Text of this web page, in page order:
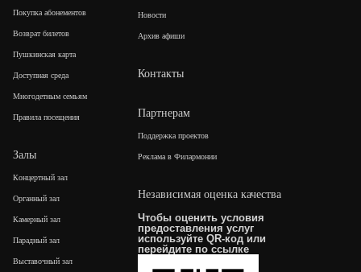
Покупка абонементов
Возврат билетов
Пушкинская карта
Доступная среда
Многодетным семьям
Правила посещения
Залы
Концертный зал
Органный зал
Камерный зал
Парадный зал
Выставочный зал
Новости
Архив афиши
Контакты
Партнерам
Поддержка проектов
Реклама в Филармонии
Независимая оценка качества
Чтобы оценить условия
предоставления услуг
используйте QR-код или
перейдите по ссылке